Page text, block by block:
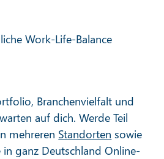
Work-Life-Balance
Branchenvielfalt und
auf dich. Werde Teil
mehreren Standorten sowie
ganz Deutschland Online-